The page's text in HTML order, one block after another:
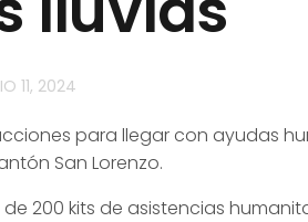
11, 2024
para llegar con ayudas
San Lorenzo.
200 kits de asistencias